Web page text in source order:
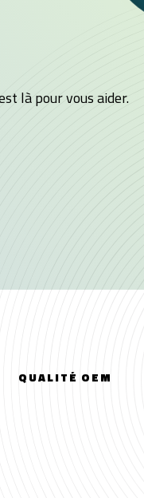
là pour vous aider.
QUALITÉ OEM